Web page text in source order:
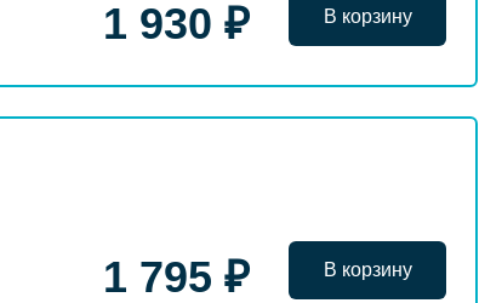
1 930 ₽ В корзину
1 795 ₽ В корзину